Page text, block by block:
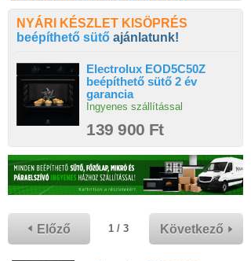
NYÁRI KÉSZLET KISÖPRÉS
beépíthető sütő ajánlatunk!
Electrolux EOD5C50Z
beépíthető sütő 2 év
garancia
Ingyenes szállítással
139 900 Ft
Előző 1 / 3 Következő